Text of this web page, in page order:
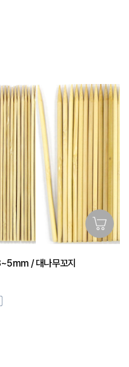
/ 대나무꼬지